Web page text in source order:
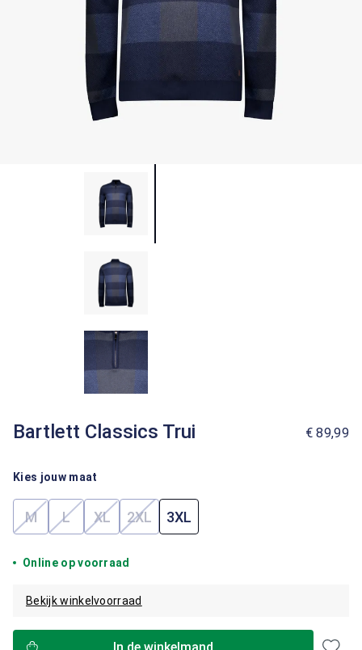
Bartlett Classics Trui € 89,99
Kies jouw maat
M(Deze optie is momenteel niet beschikbaar.)
L(Deze optie is momenteel niet beschikbaar.)
XL(Deze optie is momenteel niet beschikbaar.)
2XL(Deze optie is momenteel niet
3XL
Online op voorraad
Bekijk winkelvoorraad